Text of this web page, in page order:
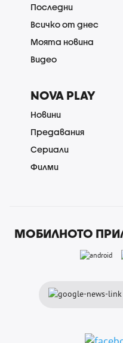
Последни
Всичко от днес
Моята новина
Видео
NOVA PLAY
Новини
Предавания
Сериали
Филми
МОБИЛНОТО